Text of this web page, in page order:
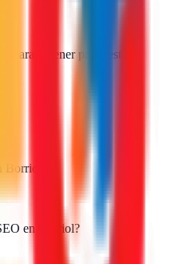
para obtener propuestas
Borriol?
en Borriol?